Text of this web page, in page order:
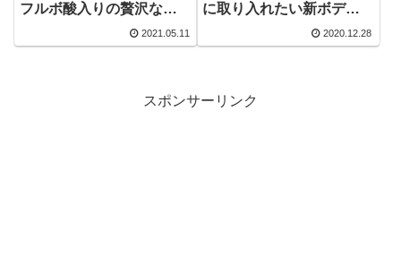
フルボ酸入りの贅沢なミ
2021.05.11
に取り入れたい新ボディ
2020.12.28
スポンサーリンク